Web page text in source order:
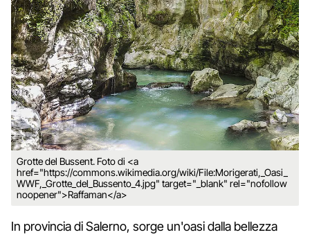
Grotte del Bussent. Foto di <a
href="https://commons.wikimedia.org/wiki/File:Morigerati,_Oasi_
WWF,_Grotte_del_Bussento_4.jpg" target="_blank" rel="nofollow
noopener">Raffaman</a>
In provincia di Salerno, sorge un'oasi dalla bellezza